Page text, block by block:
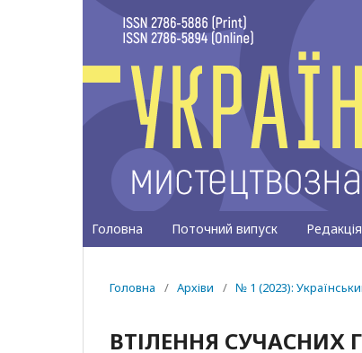
Головна Поточний випуск Редакція
Головна / Архіви / № 1 (2023):
ВТІЛЕННЯ СУЧАСНИХ